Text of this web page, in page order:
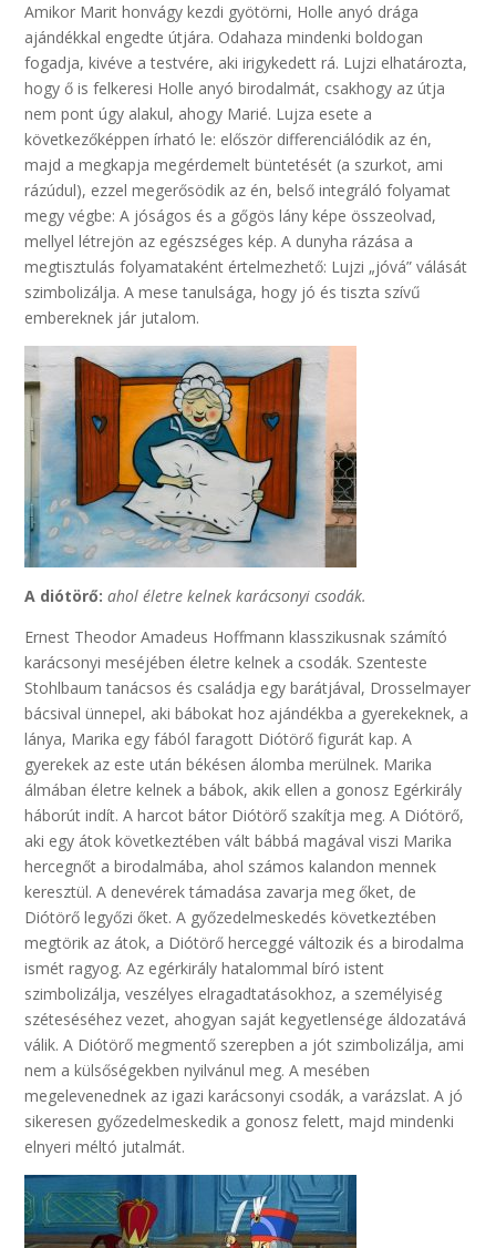
Amikor Marit honvágy kezdi gyötörni, Holle anyó drága
ajándékkal engedte útjára. Odahaza mindenki boldogan
fogadja, kivéve a testvére, aki irigykedett rá. Lujzi elhatározta,
hogy ő is felkeresi Holle anyó birodalmát, csakhogy az útja
nem pont úgy alakul, ahogy Marié. Lujza esete a
következőképpen írható le: először differenciálódik az én,
majd a megkapja megérdemelt büntetését (a szurkot, ami
rázúdul), ezzel megerősödik az én, belső integráló folyamat
megy végbe: A jóságos és a gőgös lány képe összeolvad,
mellyel létrejön az egészséges kép. A dunyha rázása a
megtisztulás folyamataként értelmezhető: Lujzi „jóvá” válását
szimbolizálja. A mese tanulsága, hogy jó és tiszta szívű
embereknek jár jutalom.
A diótörő:ahol életre kelnek karácsonyi csodák.
Ernest Theodor Amadeus Hoffmann klasszikusnak számító
karácsonyi meséjében életre kelnek a csodák. Szenteste
Stohlbaum tanácsos és családja egy barátjával, Drosselmayer
bácsival ünnepel, aki bábokat hoz ajándékba a gyerekeknek, a
lánya, Marika egy fából faragott Diótörő figurát kap. A
gyerekek az este után békésen álomba merülnek. Marika
álmában életre kelnek a bábok, akik ellen a gonosz Egérkirály
háborút indít. A harcot bátor Diótörő szakítja meg. A Diótörő,
aki egy átok következtében vált bábbá magával viszi Marika
hercegnőt a birodalmába, ahol számos kalandon mennek
keresztül. A denevérek támadása zavarja meg őket, de
Diótörő legyőzi őket. A győzedelmeskedés következtében
megtörik az átok, a Diótörő herceggé változik és a birodalma
ismét ragyog. Az egérkirály hatalommal bíró istent
szimbolizálja, veszélyes elragadtatásokhoz, a személyiség
széteséséhez vezet, ahogyan saját kegyetlensége áldozatává
válik. A Diótörő megmentő szerepben a jót szimbolizálja, ami
nem a külsőségekben nyilvánul meg. A mesében
megelevenednek az igazi karácsonyi csodák, a varázslat. A jó
sikeresen győzedelmeskedik a gonosz felett, majd mindenki
elnyeri méltó jutalmát.